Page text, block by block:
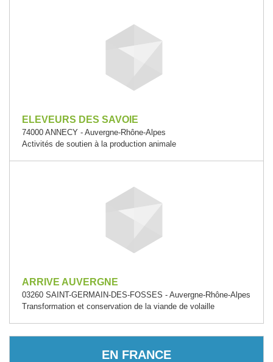
ELEVEURS DES SAVOIE
74000 ANNECY - Auvergne-Rhône-Alpes
Activités de soutien à la production animale
ARRIVE AUVERGNE
03260 SAINT-GERMAIN-DES-FOSSES - Auvergne-Rhône-Alpes
Transformation et conservation de la viande de volaille
EN FRANCE